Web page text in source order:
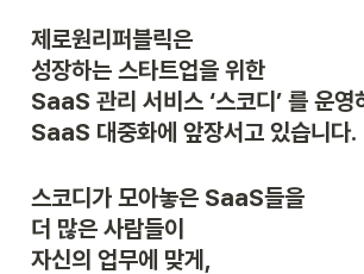
제로원리퍼블릭은
성장하는 스타트업을 위한
SaaS 관리 서비스 ‘스코디’ 를 운영
SaaS 대중화에 앞장서고 있습니다.
스코디가 모아놓은 SaaS들을
더 많은 사람들이
자신의 업무에 맞게,